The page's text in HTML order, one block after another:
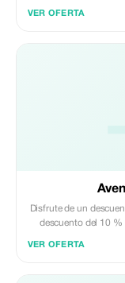
VER OFERTA
Disfrute de un
descuento del 10 %
VER OFERTA